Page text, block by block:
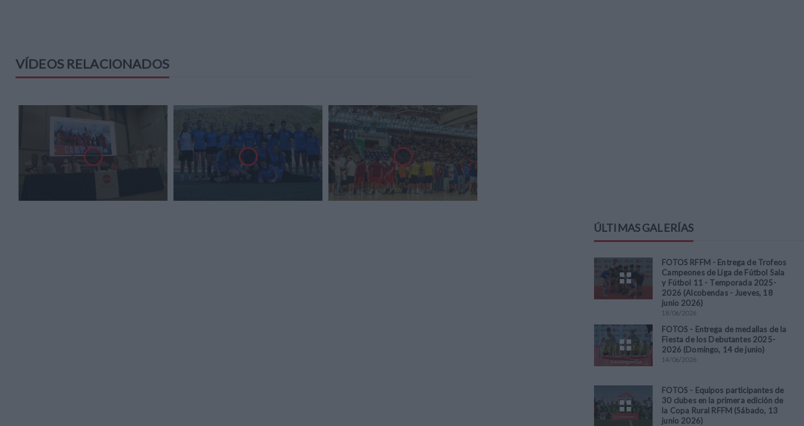
VÍDEOS RELACIONADOS
ÚLTIMAS GALERÍAS
FOTOS RFFM - Entrega de Trofeos
Campeones de Liga de Fútbol Sala
y Fútbol 11 - Temporada 2025-
2026 (Alcobendas - Jueves, 18
junio 2026)
18/06/2026
FOTOS - Entrega de medallas de la
Fiesta de los Debutantes 2025-
2026 (Domingo, 14 de junio)
14/06/2026
FOTOS - Equipos participantes de
30 clubes en la primera edición de
la Copa Rural RFFM (Sábado, 13
junio 2026)